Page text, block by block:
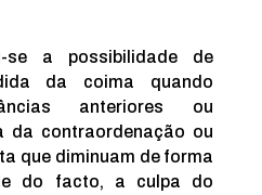
se a possibilidade de
da coima quando
anteriores ou
da contraordenação ou
que diminuam de forma
do facto, a culpa do